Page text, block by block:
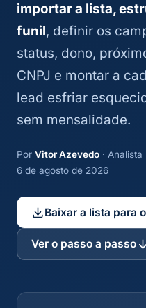
importar a lista,
funil, definir os
status, dono,
CNPJ e montar a
lead esfriar
sem mensalidade.
Por Vitor Azevedo ·
6 de agosto de 2026
Baixar a lista para
Ver o passo a passo